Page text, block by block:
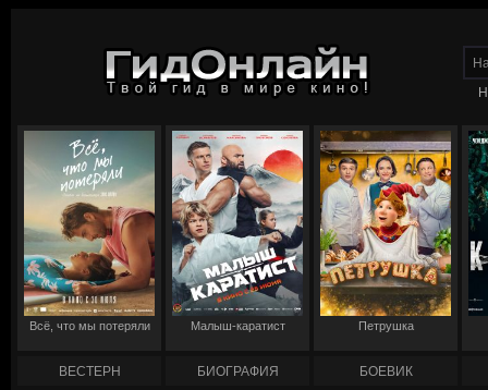
Всё, что мы потеряли Малыш-каратист Петрушка
ВЕСТЕРН БИОГРАФИЯ БОЕВИК